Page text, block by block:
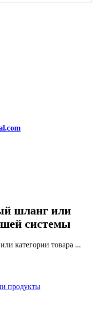
шланг или
системы
категории товара ...
продукты